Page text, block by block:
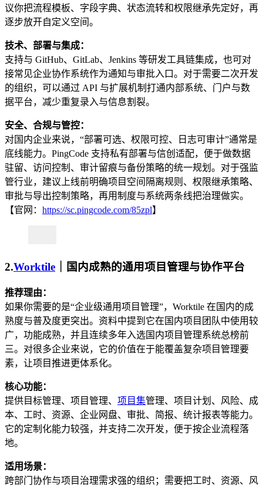
议你把流程模板、字段字典、状态流转和权限继承先定好，再
逐步放开自定义空间。
技术、部署与集成：
支持与 GitHub、GitLab、Jenkins 等研发工具链集成，也可对
接常见企业协作系统作为通知与审批入口。对于需要二次开发
的组织，可以通过 API 与扩展机制打通内部系统、门户与数
据平台，减少重复录入与信息割裂。
安全、合规与管控：
对国内企业来说，“部署可选、权限可控、日志可审计”通常是
底线能力。PingCode 支持私有部署与信创适配，便于做数据
驻留、访问控制、审计留痕与备份策略的统一规划。对于强监
管行业，建议上线前明确项目空间隔离规则、权限继承策略、
审批与导出控制策略，再用制度与系统两条线把治理做实。
【官网： https://sc.pingcode.com/85zpl】
2.Worktile ｜国内成熟的通用项目管理与协作平台
推荐理由：
如果你需要的是“企业级通用项目管理”，Worktile 在国内的成
熟度与普及度更突出。资料中提到它在国内项目团队中使用较
广，功能成熟，并且连续多年入选国内项目管理系统总榜前
三。对很多企业来说，它的价值在于能覆盖复杂项目管理要
素，让项目推进更体系化。
核心功能：
提供目标管理、项目管理、 项目集管理、项目计划、风险、成
本、工时、资源、企业网盘、审批、简报、统计报表等能力。
它的定制化能力较强，并支持二次开发，便于按企业流程落
地。
适用场景：
跨部门协作与项目治理需求强的组织；需要把工时、资源、风